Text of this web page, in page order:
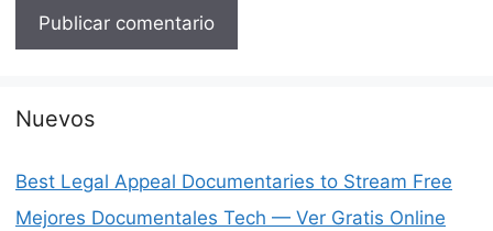
Nuevos
Best Legal Appeal Documentaries to Stream Free
Mejores Documentales Tech — Ver Gratis Online